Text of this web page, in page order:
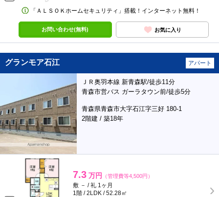
「ＡＬＳＯＫホームセキュリティ」搭載！インターネット無料！
お問い合わせ(無料) お気に入り
グランモア石江 アパート
ＪＲ奥羽本線 新青森駅/徒歩11分
青森市営バス ガーラタウン前/徒歩5分
青森県青森市大字石江字三好 180-1
2階建 / 築18年
7.3 万円 （管理費等4,500円）
敷 － / 礼 1ヶ月
1階 / 2LDK / 52.28㎡